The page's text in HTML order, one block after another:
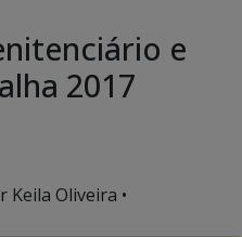
e
2017
Keila Oliveira •